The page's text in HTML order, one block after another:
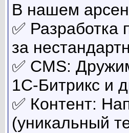
В нашем
✅
за
✅ CMS:
1C-Битрикс и
✅ Контент:
(уникальный